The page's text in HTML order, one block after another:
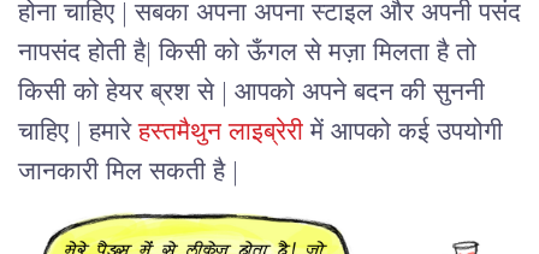
होना चाहिए | सबका अपना अपना स्टाइल और अपनी पसंद
नापसंद होती है| किसी को ऊँगल से मज़ा मिलता है तो
किसी को हेयर ब्रश से | आपको अपने बदन की सुननी
चाहिए | हमारेहस्तमैथुन लाइब्रेरी में आपको कई उपयोगी
जानकारी मिल सकती है |